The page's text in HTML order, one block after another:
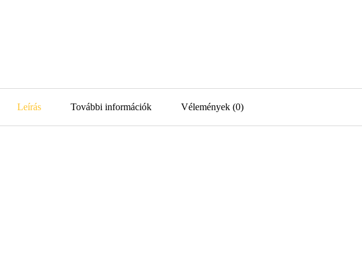
Leírás További információk Vélemények (0)